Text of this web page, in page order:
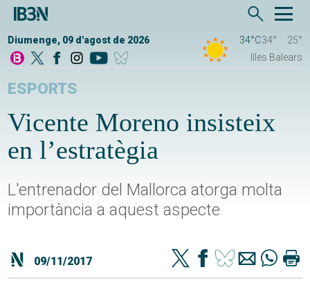
Diumenge, 09 d'agost de 2026 34°C34°
25°
Illes Balears
ESPORTS
Vicente Moreno insisteix
en l’estratègia
L'entrenador del Mallorca atorga molta
importància a aquest aspecte
09/11/2017